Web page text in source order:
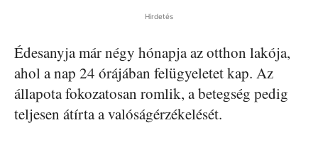
Hirdetés
Édesanyja már négy hónapja az otthon lakója,
ahol a nap 24 órájában felügyeletet kap. Az
állapota fokozatosan romlik, a betegség pedig
teljesen átírta a valóságérzékelését.